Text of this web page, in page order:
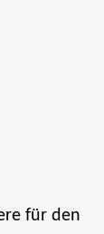
für den